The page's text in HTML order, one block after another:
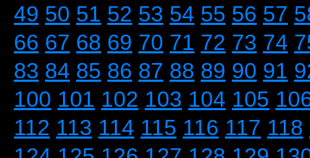
49 50 51 52 53 54 55 56 57
66 67 68 69 70 71 72 73 74
83 84 85 86 87 88 89 90 91
100 101 102 103 104 105
112 113 114 115 116 117 118